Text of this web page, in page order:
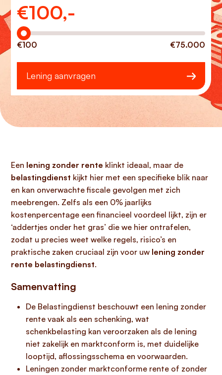
€100,-
Hoeveel wilt u lenen?
€100 €75.000
Lening aanvragen
Een lening zonder rente klinkt ideaal, maar de
belastingdienst kijkt hier met een specifieke blik naar
en kan onverwachte fiscale gevolgen met zich
meebrengen. Zelfs als een 0% jaarlijks
kostenpercentage een financieel voordeel lijkt, zijn er
‘addertjes onder het gras’ die we hier ontrafelen,
zodat u precies weet welke regels, risico’s en
praktische zaken cruciaal zijn voor uw lening zonder
rente belastingdienst.
Samenvatting
De Belastingdienst beschouwt een lening zonder
rente vaak als een schenking, wat
schenkbelasting kan veroorzaken als de lening
niet zakelijk en marktconform is, met duidelijke
looptijd, aflossingsschema en voorwaarden.
Leningen zonder marktconforme rente of zonder